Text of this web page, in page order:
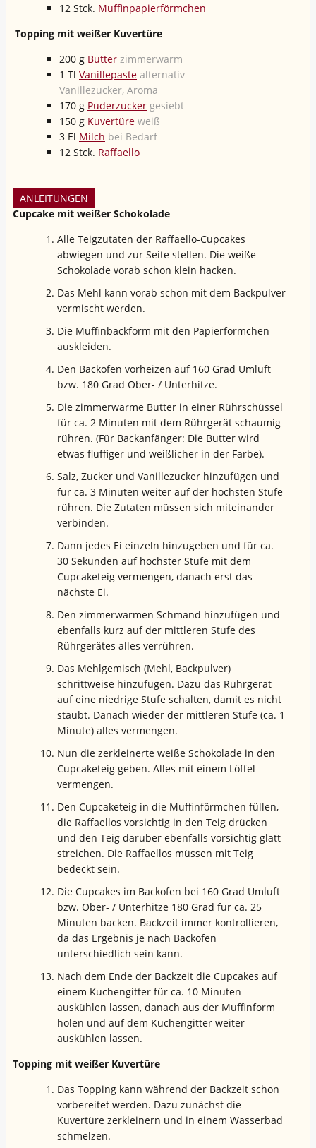
12 Stck. Muffinpapierförmchen
Topping mit weißer Kuvertüre
200 g Butter zimmerwarm
1 Tl Vanillepaste alternativ
Vanillezucker, Aroma
170 g Puderzucker gesiebt
150 g Kuvertüre weiß
3 El Milch bei Bedarf
12 Stck. Raffaello
ANLEITUNGEN
Cupcake mit weißer Schokolade
Alle Teigzutaten der Raffaello-Cupcakes
abwiegen und zur Seite stellen. Die weiße
Schokolade vorab schon klein hacken.
Das Mehl kann vorab schon mit dem Backpulver
vermischt werden.
Die Muffinbackform mit den Papierförmchen
auskleiden.
Den Backofen vorheizen auf 160 Grad Umluft
bzw. 180 Grad Ober- / Unterhitze.
Die zimmerwarme Butter in einer Rührschüssel
für ca. 2 Minuten mit dem Rührgerät schaumig
rühren. (Für Backanfänger: Die Butter wird
etwas fluffiger und weißlicher in der Farbe).
Salz, Zucker und Vanillezucker hinzufügen und
für ca. 3 Minuten weiter auf der höchsten Stufe
rühren. Die Zutaten müssen sich miteinander
verbinden.
Dann jedes Ei einzeln hinzugeben und für ca.
30 Sekunden auf höchster Stufe mit dem
Cupcaketeig vermengen, danach erst das
nächste Ei.
Den zimmerwarmen Schmand hinzufügen und
ebenfalls kurz auf der mittleren Stufe des
Rührgerätes alles verrühren.
Das Mehlgemisch (Mehl, Backpulver)
schrittweise hinzufügen. Dazu das Rührgerät
auf eine niedrige Stufe schalten, damit es nicht
staubt. Danach wieder der mittleren Stufe (ca. 1
Minute) alles vermengen.
Nun die zerkleinerte weiße Schokolade in den
Cupcaketeig geben. Alles mit einem Löffel
vermengen.
Den Cupcaketeig in die Muffinförmchen füllen,
die Raffaellos vorsichtig in den Teig drücken
und den Teig darüber ebenfalls vorsichtig glatt
streichen. Die Raffaellos müssen mit Teig
bedeckt sein.
Die Cupcakes im Backofen bei 160 Grad Umluft
bzw. Ober- / Unterhitze 180 Grad für ca. 25
Minuten backen. Backzeit immer kontrollieren,
da das Ergebnis je nach Backofen
unterschiedlich sein kann.
Nach dem Ende der Backzeit die Cupcakes auf
einem Kuchengitter für ca. 10 Minuten
auskühlen lassen, danach aus der Muffinform
holen und auf dem Kuchengitter weiter
auskühlen lassen.
Topping mit weißer Kuvertüre
Das Topping kann während der Backzeit schon
vorbereitet werden. Dazu zunächst die
Kuvertüre zerkleinern und in einem Wasserbad
schmelzen.